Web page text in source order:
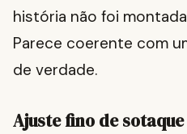
história não foi
Parece coerente com
de verdade.
Ajuste fino de